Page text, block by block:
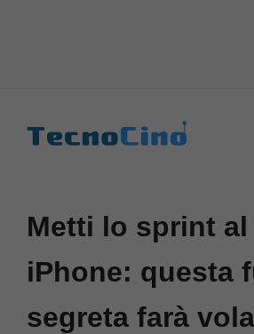
Metti lo sprint
iPhone: questa
segreta farà